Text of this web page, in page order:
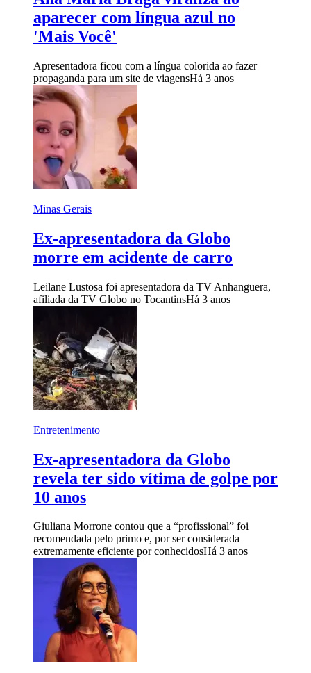
aparecer com língua azul no
'Mais Você'
Apresentadora ficou com a língua colorida ao fazer
propaganda para um site de viagensHá 3 anos
Minas Gerais
Ex-apresentadora da Globo
morre em acidente de carro
Leilane Lustosa foi apresentadora da TV Anhanguera,
afiliada da TV Globo no TocantinsHá 3 anos
Entretenimento
Ex-apresentadora da Globo
revela ter sido vítima de golpe por
10 anos
Giuliana Morrone contou que a “profissional” foi
recomendada pelo primo e, por ser considerada
extremamente eficiente por conhecidosHá 3 anos